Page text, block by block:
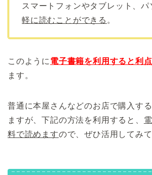
スマートフォンやタブレット、パ
軽に読むことができる 。
このように 電子書籍を利用すると利
ます。
普通に本屋さんなどのお店で購入す
ますが、下記の方法を利用すると、
料で読めますので、ぜひ活用してみ